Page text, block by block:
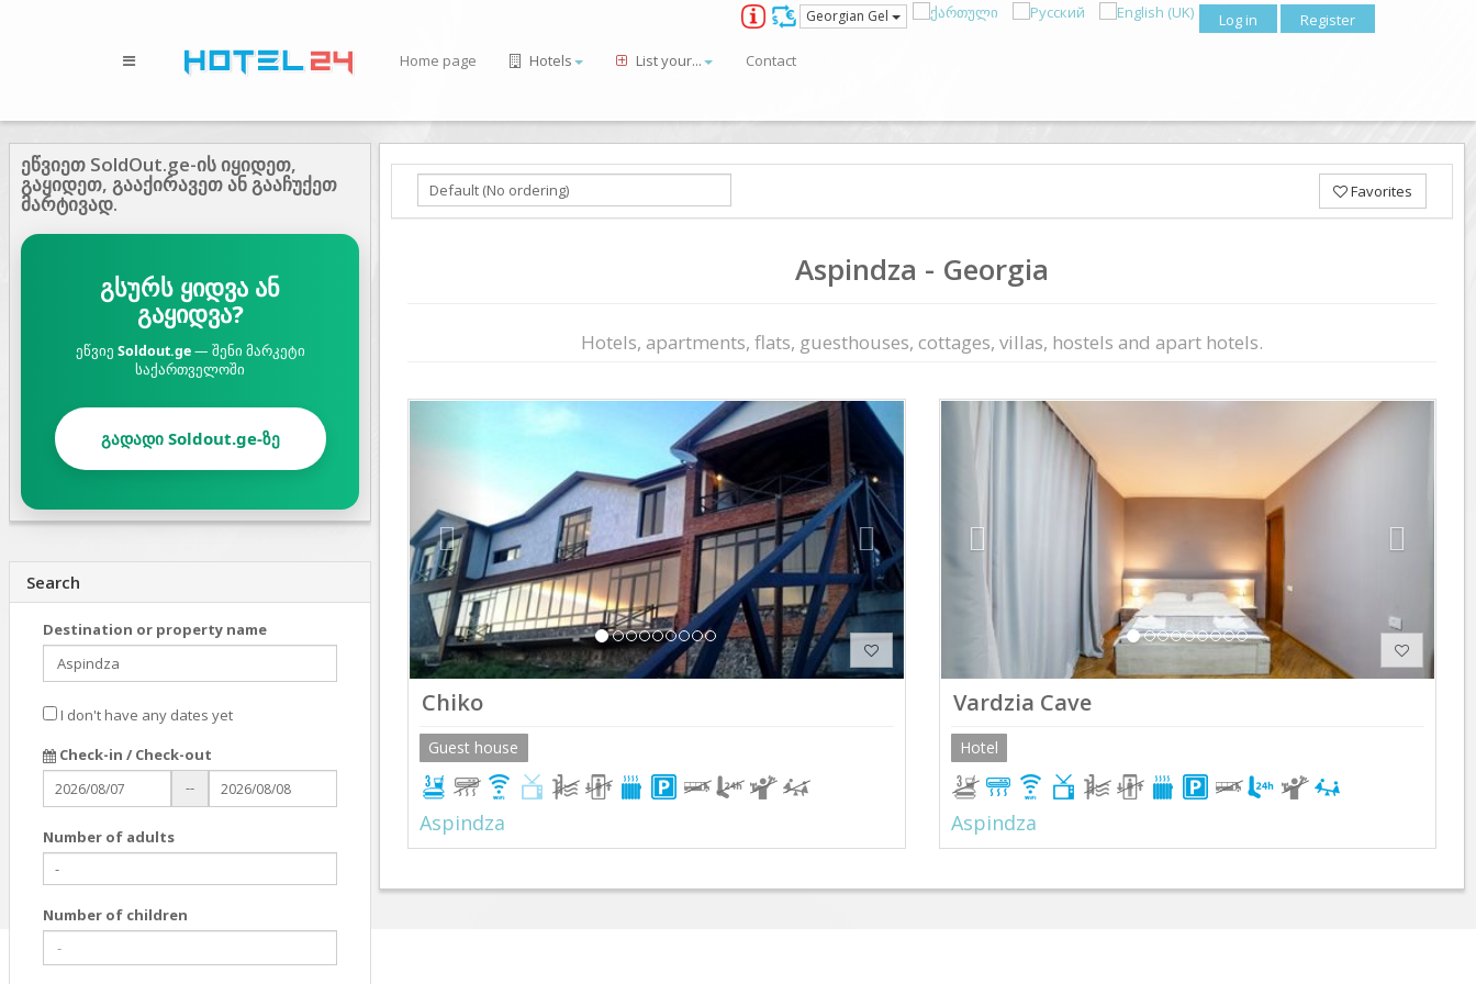
Log in Register
Georgian Gel
Home page Hotels List your... Contact
ეწვიეთ SoldOut.ge-ის იყიდეთ,
გაყიდეთ, გააქირავეთ ან გააჩუქეთ
მარტივად.
გსურს ყიდვა ან
გაყიდვა?
ეწვიე Soldout.ge— შენი მარკეტი
საქართველოში
გადადი Soldout.ge-ზე
Search
Destination or property name
I don't have any dates yet
Check-in / Check-out
--
Number of adults
Number of children
Favorites
Aspindza - Georgia
Hotels, apartments, flats, guesthouses, cottages, villas, hostels and apart hotels.
Next
Chiko
Guest house
Aspindza
Previous Next
Vardzia Cave
Hotel
Aspindza